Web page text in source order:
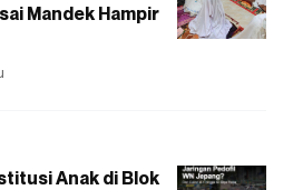
Mandek Hampir
Anak di Blok